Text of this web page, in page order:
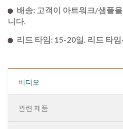
배송: 고객이 아트워크/샘플
니다.
리드 타임: 15-20일. 리드 타
비디오
관련 제품